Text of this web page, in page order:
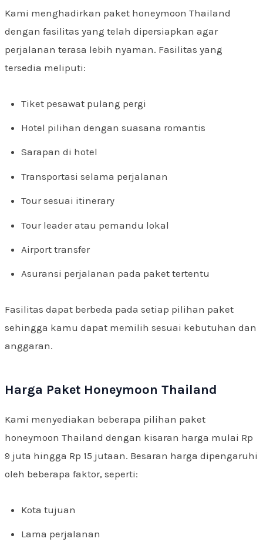
Kami menghadirkan paket honeymoon Thailand
dengan fasilitas yang telah dipersiapkan agar
perjalanan terasa lebih nyaman. Fasilitas yang
tersedia meliputi:
Tiket pesawat pulang pergi
Hotel pilihan dengan suasana romantis
Sarapan di hotel
Transportasi selama perjalanan
Tour sesuai itinerary
Tour leader atau pemandu lokal
Airport transfer
Asuransi perjalanan pada paket tertentu
Fasilitas dapat berbeda pada setiap pilihan paket
sehingga kamu dapat memilih sesuai kebutuhan dan
anggaran.
Harga Paket Honeymoon Thailand
Kami menyediakan beberapa pilihan paket
honeymoon Thailand dengan kisaran harga mulai Rp
9 juta hingga Rp 15 jutaan. Besaran harga dipengaruhi
oleh beberapa faktor, seperti:
Kota tujuan
Lama perjalanan